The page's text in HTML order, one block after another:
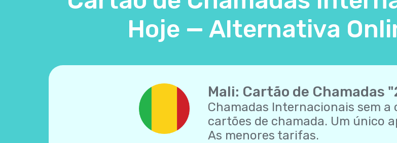
Hoje — Alternativa
Mali: Cartão de Chamadas
Chamadas Internacionais sem a
cartões de chamada. Um único
As menores tarifas.